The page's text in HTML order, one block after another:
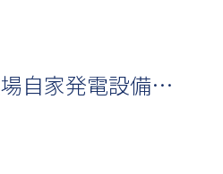
発電設備改修工事